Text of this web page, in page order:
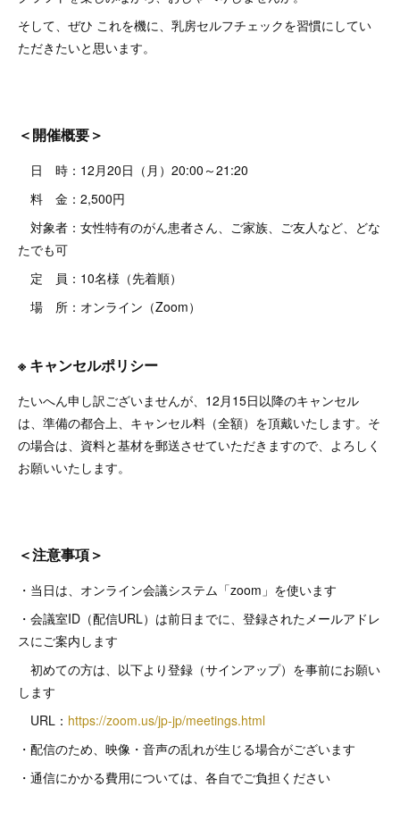
そして、ぜひ これを機に、乳房セルフチェックを習慣にしてい
ただきたいと思います。
＜開催概要＞
日 時：12月20日（月）20:00～21:20
料 金：2,500円
対象者：女性特有のがん患者さん、ご家族、ご友人など、どな
たでも可
定 員：10名様（先着順）
場 所：オンライン（Zoom）
※ キャンセルポリシー
たいへん申し訳ございませんが、12月15日以降のキャンセル
は、準備の都合上、キャンセル料（全額）を頂戴いたします。そ
の場合は、資料と基材を郵送させていただきますので、よろしく
お願いいたします。
＜注意事項＞
・当日は、オンライン会議システム「zoom」を使います
・会議室ID（配信URL）は前日までに、登録されたメールアドレ
スにご案内します
初めての方は、以下より登録（サインアップ）を事前にお願い
します
URL： https://zoom.us/jp-jp/meetings.html
・配信のため、映像・音声の乱れが生じる場合がございます
・通信にかかる費用については、各自でご負担ください